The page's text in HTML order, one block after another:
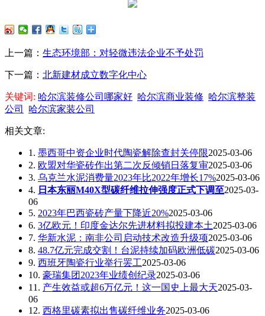
上一篇： 生态环境部：对轻微违法企业不予处罚
下一篇： 北新建材成立数字化中心
关键词: 哈尔滨装修公司哪家好 哈尔滨商业装修 哈尔滨整装
公司
哈尔滨家装公司
相关文章:
1. 墨西哥中资企业时代陶瓷解除查封关停限2025-03-06
2. 欧盟对华瓷砖作出第二次反倾销日落复审2025-03-06
3. 乌克兰水泥消费量2023年比2022年增长17%2025-03-06
4. 日本东丽M40X型碳纤维拉伸强度正式下调至2025-03-
06
5. 2023年巴西瓷砖产量下降近20%2025-03-06
6. 3亿欧元！印度金达尔先进材料拟投建本土2025-03-06
7. 华新水泥：南非公司启动技术改造升级项2025-03-06
8. 48.7亿元完成交割！台泥持续加码欧洲低碳2025-03-06
9. 西班牙陶瓷行业举行罢工2025-03-06
10. 豪瑞集团2023年业绩创纪录2025-03-06
11. 产生效益或超6万亿元！这一国史上最大天2025-03-
06
12. 西格里碳素拟出售碳纤维业务2025-03-06